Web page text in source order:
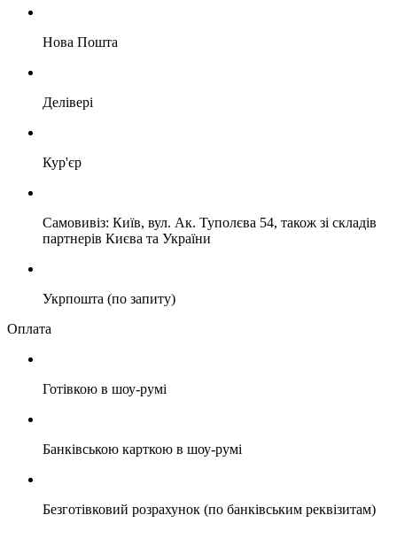
Нова Пошта
Делівері
Кур'єр
Самовивіз: Київ, вул. Ак. Туполєва 54, також зі складів
партнерів Києва та України
Укрпошта (по запиту)
Оплата
Готівкою в шоу-румі
Банківською карткою в шоу-румі
Безготівковий розрахунок (по банківським реквізитам)